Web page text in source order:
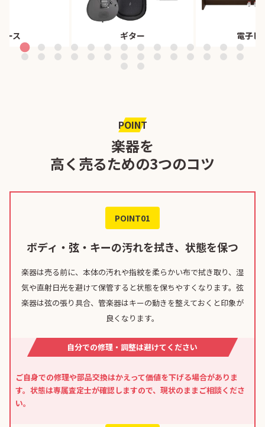
ース ギター 電子ピ
POINT
楽器を
高く売るための3つのコツ
POINT01
ボディ・弦・キーの汚れを拭き、状態を保つ
楽器は売る前に、本体の汚れや指紋を柔らかい布で拭き取り、湿
気や直射日光を避けて保管すると状態を保ちやすくなります。弦
楽器は弦の張り具合、管楽器はキーの動きを整えておくと印象が
良くなります。
自分での修理・調整は避けてください
ご自身での修理や部品交換はかえって価値を下げる場合がありま
す。状態は専属査定士が確認しますので、現状のままご相談くださ
い。